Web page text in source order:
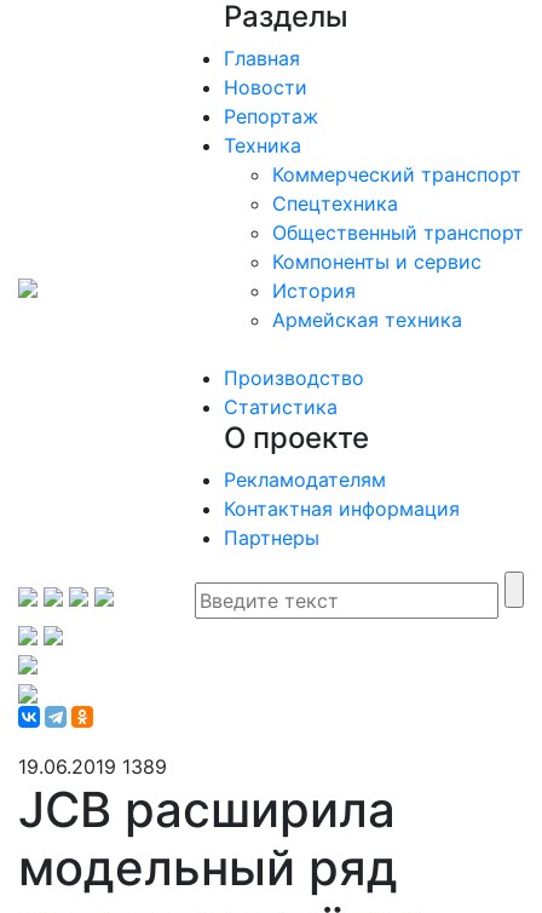
Разделы
Главная
Новости
Репортаж
Техника
Коммерческий транспорт
Спецтехника
Общественный транспорт
Компоненты и сервис
История
Армейская техника
Производство
Статистика
О проекте
Рекламодателям
Контактная информация
Партнеры
19.06.2019 1389
JCB расширила
модельный ряд